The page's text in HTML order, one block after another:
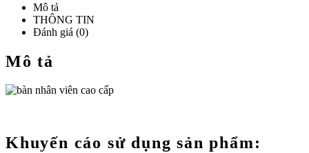
Mô tả
THÔNG TIN
Đánh giá (0)
Mô tả
Khuyến cáo sử dụng sản phẩm: